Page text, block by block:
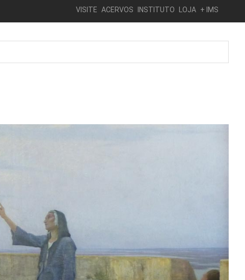
VISITE ACERVOS INSTITUTO LOJA + IMS